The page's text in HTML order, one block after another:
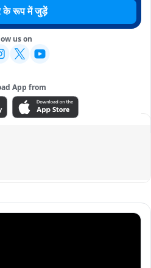
के रूप में जुड़ें
us on
App from